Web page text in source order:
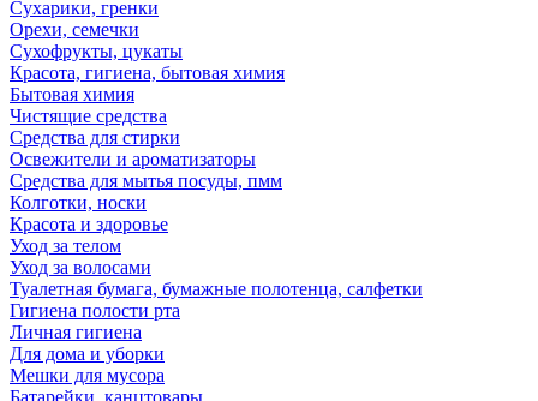
Сухарики, гренки
Орехи, семечки
Сухофрукты, цукаты
Красота, гигиена, бытовая химия
Бытовая химия
Чистящие средства
Средства для стирки
Освежители и ароматизаторы
Средства для мытья посуды, пмм
Колготки, носки
Красота и здоровье
Уход за телом
Уход за волосами
Туалетная бумага, бумажные полотенца, салфетки
Гигиена полости рта
Личная гигиена
Для дома и уборки
Мешки для мусора
Батарейки, канцтовары